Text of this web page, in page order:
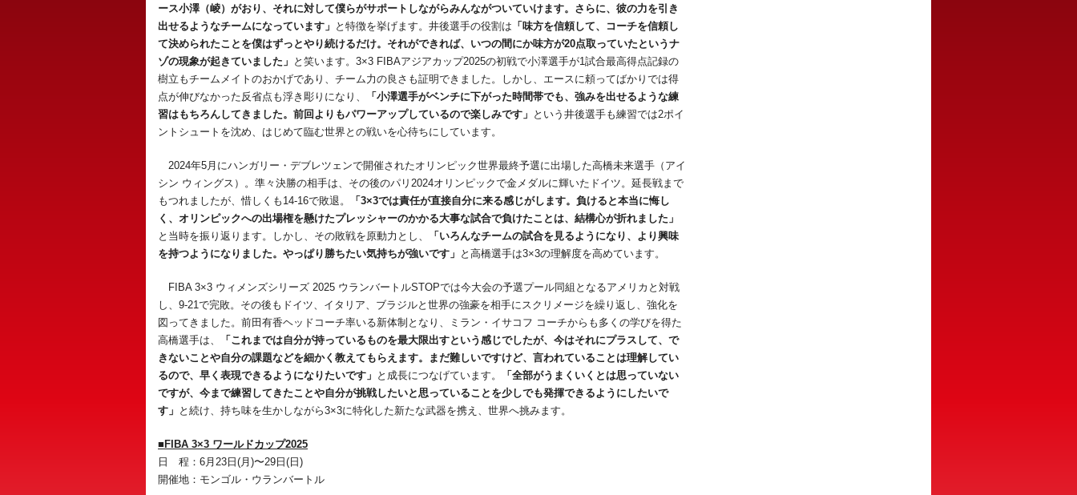
ース小澤（崚）がおり、それに対して僕らがサポートしながらみんながついていけます。さらに、彼の力を引き
出せるようなチームになっています」 と特徴を挙げます。井後選手の役割は 「味方を信頼して、コーチを信頼し
て決められたことを僕はずっとやり続けるだけ。それができれば、いつの間にか味方が20点取っていたというナ
ゾの現象が起きていました」 と笑います。3×3 FIBAアジアカップ2025の初戦で小澤選手が1試合最高得点記録の
樹立もチームメイトのおかげであり、チーム力の良さも証明できました。しかし、エースに頼ってばかりでは得
点が伸びなかった反省点も浮き彫りになり、
「小澤選手がベンチに下がった時間帯でも、強みを出せるような練
習はもちろんしてきました。前回よりもパワーアップしているので楽しみです」 という井後選手も練習では2ポイ
ントシュートを沈め、はじめて臨む世界との戦いを心待ちにしています。
2024年5月にハンガリー・デブレツェンで開催されたオリンピック世界最終予選に出場した高橋未来選手（アイ
シン ウィングス）。準々決勝の相手は、その後のパリ2024オリンピックで金メダルに輝いたドイツ。延長戦まで
もつれましたが、惜しくも14-16で敗退。
「3×3では責任が直接自分に来る感じがします。負けると本当に悔し
く、オリンピックへの出場権を懸けたプレッシャーのかかる大事な試合で負けたことは、結構心が折れました」
と当時を振り返ります。しかし、その敗戦を原動力とし、
「いろんなチームの試合を見るようになり、より興味
を持つようになりました。やっぱり勝ちたい気持ちが強いです」 と高橋選手は3×3の理解度を高めています。
FIBA 3×3 ウィメンズシリーズ 2025 ウランバートルSTOPでは今大会の予選プール同組となるアメリカと対戦
し、9-21で完敗。その後もドイツ、イタリア、ブラジルと世界の強豪を相手にスクリメージを繰り返し、強化を
図ってきました。前田有香ヘッドコーチ率いる新体制となり、ミラン・イサコフ コーチからも多くの学びを得た
高橋選手は、
「これまでは自分が持っているものを最大限出すという感じでしたが、今はそれにプラスして、で
きないことや自分の課題などを細かく教えてもらえます。まだ難しいですけど、言われていることは理解してい
るので、早く表現できるようになりたいです」 と成長につなげています。
「全部がうまくいくとは思っていない
ですが、今まで練習してきたことや自分が挑戦したいと思っていることを少しでも発揮できるようにしたいで
す」 と続け、持ち味を生かしながら3×3に特化した新たな武器を携え、世界へ挑みます。
■FIBA 3×3 ワールドカップ2025
日 程：6月23日(月)〜29日(日)
開催地：モンゴル・ウランバートル